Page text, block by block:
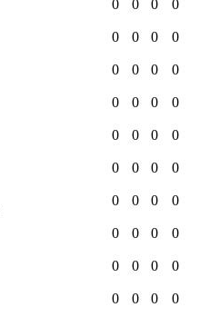
0 0 0 0
0 0 0 0
0 0 0 0
0 0 0 0
0 0 0 0
0 0 0 0
0 0 0 0
0 0 0 0
0 0 0 0
0 0 0 0